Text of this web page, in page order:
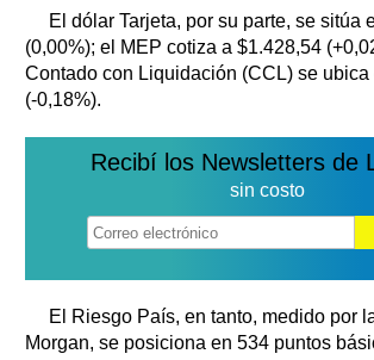
El dólar Tarjeta, por su parte, se sitúa
(0,00%); el MEP cotiza a $1.428,54
Contado con Liquidación (CCL) se ubica
(-0,18%).
Recibí los Newsletters de
sin costo
El Riesgo País, en tanto, medido por
Morgan, se posiciona en 534 puntos